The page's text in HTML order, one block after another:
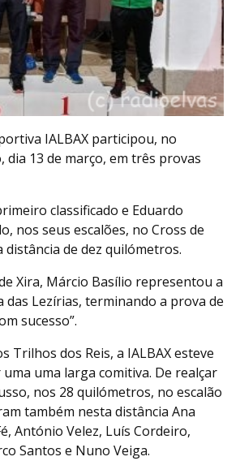
IALBAX participou, no
dia 13 de março, em três provas
classificado e Eduardo
nos seus escalões, no Cross de
distância de dez quilómetros.
Xira, Márcio Basílio representou a
das Lezírias, terminando a prova de
sucesso”.
Trilhos dos Reis, a IALBAX esteve
uma larga comitiva. De realçar
nos 28 quilómetros, no escalão
também nesta distância Ana
António Velez, Luís Cordeiro,
Santos e Nuno Veiga.